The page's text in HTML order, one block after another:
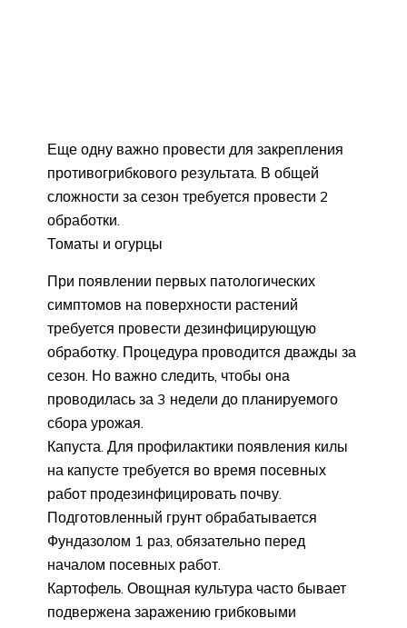
Еще одну важно провести для закрепления
противогрибкового результата. В общей
сложности за сезон требуется провести 2
обработки.
Томаты и огурцы
При появлении первых патологических
симптомов на поверхности растений
требуется провести дезинфицирующую
обработку. Процедура проводится дважды за
сезон. Но важно следить, чтобы она
проводилась за 3 недели до планируемого
сбора урожая.
Капуста. Для профилактики появления килы
на капусте требуется во время посевных
работ продезинфицировать почву.
Подготовленный грунт обрабатывается
Фундазолом 1 раз, обязательно перед
началом посевных работ.
Картофель. Овощная культура часто бывает
подвержена заражению грибковыми